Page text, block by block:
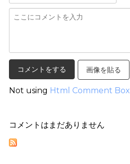
画像を貼る
Not using Html Comment Box
コメントはまだありません